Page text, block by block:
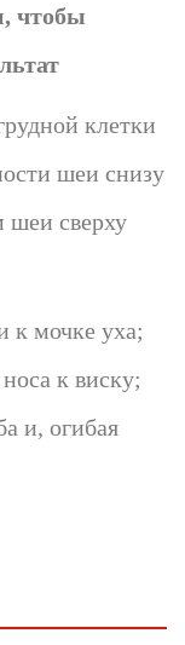
чтобы
клетки
шеи снизу
шеи сверху
мочке уха;
к виску;
и, огибая